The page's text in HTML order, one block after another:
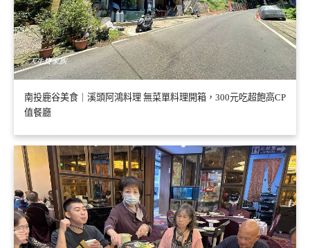
南投鹿谷美食｜溪頭阿鴻料理 無菜單料理開箱，300元吃超飽高CP
值餐廳